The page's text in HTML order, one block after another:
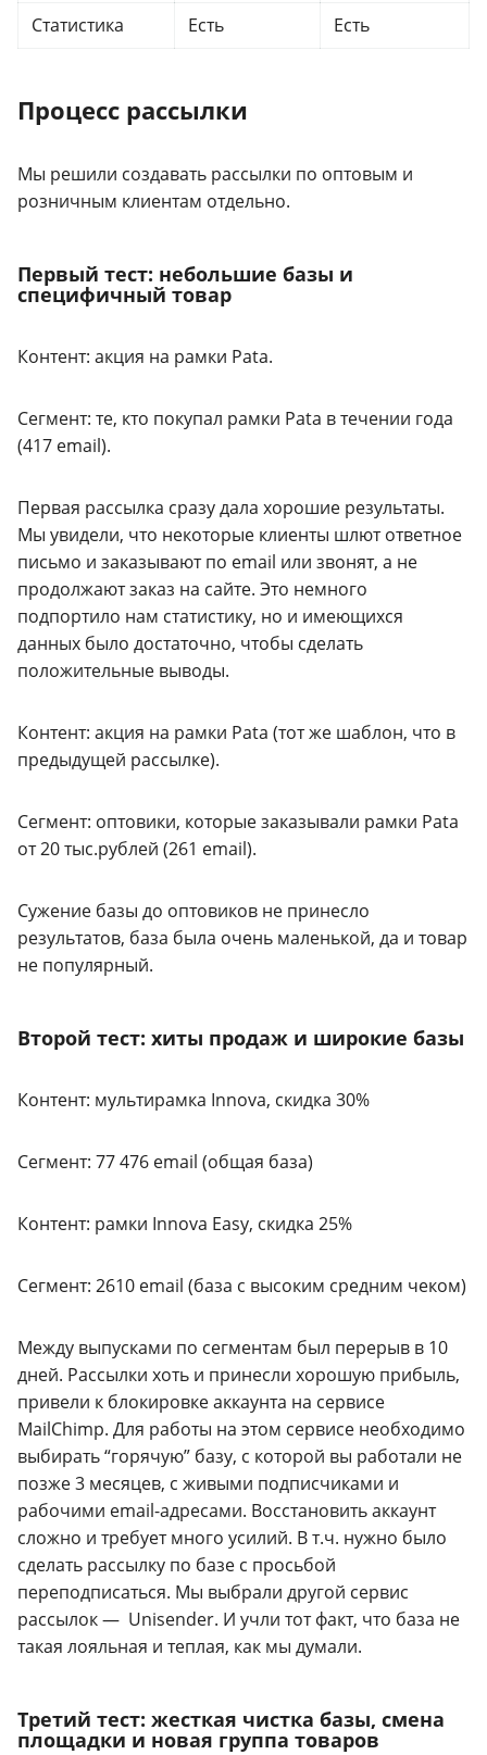
Статистика Есть Есть
Процесс рассылки
Мы решили создавать рассылки по оптовым и
розничным клиентам отдельно.
Первый тест: небольшие базы и
специфичный товар
Контент: акция на рамки Pata.
Сегмент: те, кто покупал рамки Pata в течении года
(417 еmail).
Первая рассылка сразу дала хорошие результаты.
Мы увидели, что некоторые клиенты шлют ответное
письмо и заказывают по email или звонят, а не
продолжают заказ на сайте. Это немного
подпортило нам статистику, но и имеющихся
данных было достаточно, чтобы сделать
положительные выводы.
Контент: акция на рамки Pata (тот же шаблон, что в
предыдущей рассылке).
Сегмент: оптовики, которые заказывали рамки Pata
от 20 тыс.рублей (261 еmail).
Сужение базы до оптовиков не принесло
результатов, база была очень маленькой, да и товар
не популярный.
Второй тест: хиты продаж и широкие базы
Контент: мультирамка Innova, скидка 30%
Сегмент: 77 476 email (общая база)
Контент: рамки Innova Easy, скидка 25%
Сегмент: 2610 email (база с высоким средним чеком)
Между выпусками по сегментам был перерыв в 10
дней. Рассылки хоть и принесли хорошую прибыль,
привели к блокировке аккаунта на сервисе
MailChimp. Для работы на этом сервисе необходимо
выбирать “горячую” базу, с которой вы работали не
позже 3 месяцев, с живыми подписчиками и
рабочими email-адресами. Восстановить аккаунт
сложно и требует много усилий. В т.ч. нужно было
сделать рассылку по базе с просьбой
переподписаться. Мы выбрали другой сервис
рассылок — Unisender. И учли тот факт, что база не
такая лояльная и теплая, как мы думали.
Третий тест: жесткая чистка базы, смена
площадки и новая группа товаров